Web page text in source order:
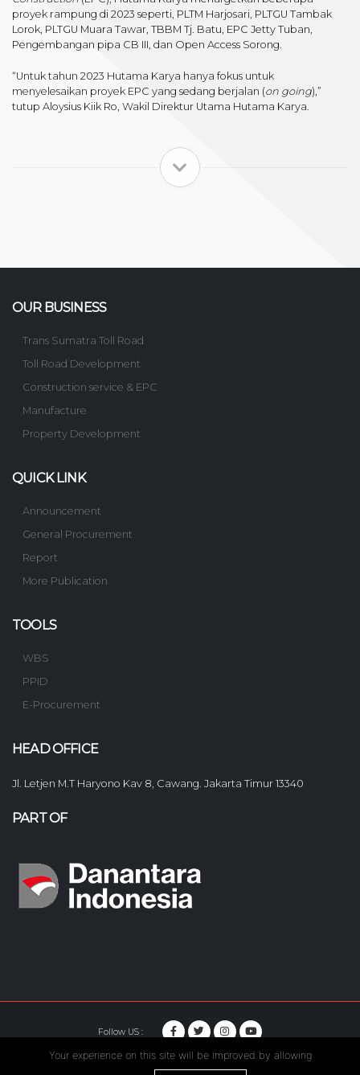
proyek rampung di 2023 seperti, PLTM Harjosari, PLTGU Tambak
Lorok, PLTGU Muara Tawar, TBBM Tj. Batu, EPC Jetty Tuban,
Pengembangan pipa CB III, dan Open Access Sorong.
“Untuk tahun 2023 Hutama Karya hanya fokus untuk
menyelesaikan proyek EPC yang sedang berjalan (on going),”
tutup Aloysius Kiik Ro, Wakil Direktur Utama Hutama Karya.
OUR BUSINESS
Trans Sumatra Toll Road
Toll Road Development
Construction service & EPC
Manufacture
Property Development
QUICK LINK
Announcement
General Procurement
Report
More Publication
TOOLS
WBS
PPID
E-Procurement
HEAD OFFICE
Jl. Letjen M.T Haryono Kav 8, Cawang. Jakarta Timur 13340
PART OF
Follow US :
© Copyright 2020. Hutama Karya All Rights Reserved.
Your experience on this site will be improved by allowing